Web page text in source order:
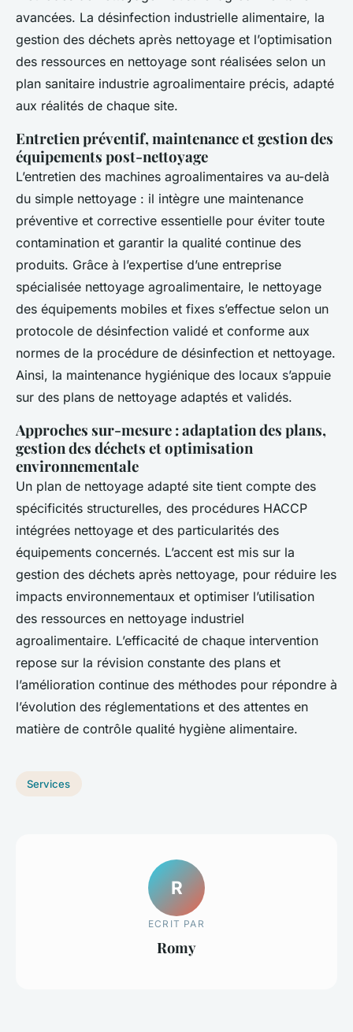
avancées. La désinfection industrielle alimentaire, la
gestion des déchets après nettoyage et l’optimisation
des ressources en nettoyage sont réalisées selon un
plan sanitaire industrie agroalimentaire précis, adapté
aux réalités de chaque site.
Entretien préventif, maintenance et gestion des
équipements post-nettoyage
L’entretien des machines agroalimentaires va au-delà
du simple nettoyage : il intègre une maintenance
préventive et corrective essentielle pour éviter toute
contamination et garantir la qualité continue des
produits. Grâce à l’expertise d’une entreprise
spécialisée nettoyage agroalimentaire, le nettoyage
des équipements mobiles et fixes s’effectue selon un
protocole de désinfection validé et conforme aux
normes de la procédure de désinfection et nettoyage.
Ainsi, la maintenance hygiénique des locaux s’appuie
sur des plans de nettoyage adaptés et validés.
Approches sur-mesure : adaptation des plans,
gestion des déchets et optimisation
environnementale
Un plan de nettoyage adapté site tient compte des
spécificités structurelles, des procédures HACCP
intégrées nettoyage et des particularités des
équipements concernés. L’accent est mis sur la
gestion des déchets après nettoyage, pour réduire les
impacts environnementaux et optimiser l’utilisation
des ressources en nettoyage industriel
agroalimentaire. L’efficacité de chaque intervention
repose sur la révision constante des plans et
l’amélioration continue des méthodes pour répondre à
l’évolution des réglementations et des attentes en
matière de contrôle qualité hygiène alimentaire.
Services
R
ECRIT PAR
Romy